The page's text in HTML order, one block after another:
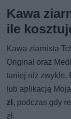
Kawa
ile
Kawa ziarnista
Original oraz
taniej niż zwykle.
lub aplikacją
zł, podczas gdy
zł.